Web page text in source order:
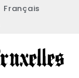
Français